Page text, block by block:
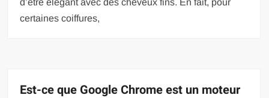
certaines coiffures,
Est-ce que Google Chrome est un moteur